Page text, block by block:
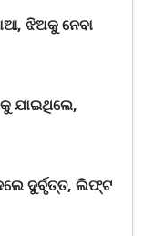
ଝିଅକୁ ନେବା
ଯାଇଥିଲେ,
ଦୁର୍ବୃତ୍ତ, ଲିଫ୍ଟ